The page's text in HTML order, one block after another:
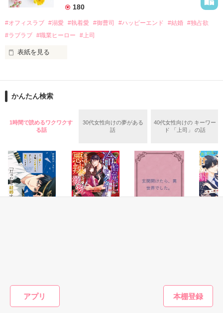
アプリ
夏木美桜(なつきみお)
鳴海哲平 (なるみてっぺい)
2026.6.5～2026.7.25
＊以前、公開していた話の改稿版です＊
作品を読む
なぜか恭司から飼い猫の世話係を命じられた美桜は、猫の世
の関係となってしまい――？
180
#オフィスラブ #溺愛 #執着愛 #御曹司 #ハッピーエンド #結婚 #独占欲
#ラブラブ #職業ヒーロー #上司
表紙を見る
ションの企画戦略室で働いている。
めた、同期で恋人の石垣守（26）がいるのだが、後輩の姫原由
いた。
守と由羅から『便利屋雛子』と馬鹿にされ、一人こっそり泣い
た上、同居まで提案してきて──？
鷹哉『宜しくな、俺の雛子』🦅
雛子『俺の……ひぃ、雛子？！！！』🐥
かんたん検索
1時間で読めるワクワクす
る話
30代女性向けの夢がある
話
40代女性向けの キーワー
ド 「上司」 の話
もっと見る
かんたん検索の条件を変える